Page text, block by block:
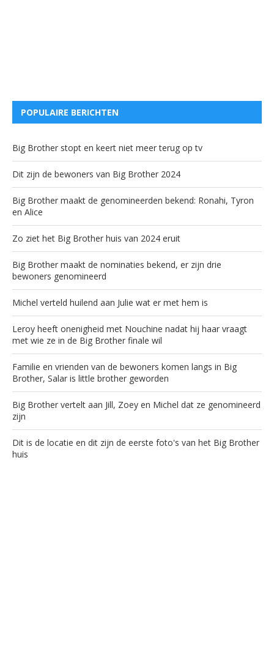
POPULAIRE BERICHTEN
Big Brother stopt en keert niet meer terug op tv
Dit zijn de bewoners van Big Brother 2024
Big Brother maakt de genomineerden bekend: Ronahi, Tyron
en Alice
Zo ziet het Big Brother huis van 2024 eruit
Big Brother maakt de nominaties bekend, er zijn drie
bewoners genomineerd
Michel verteld huilend aan Julie wat er met hem is
Leroy heeft onenigheid met Nouchine nadat hij haar vraagt
met wie ze in de Big Brother finale wil
Familie en vrienden van de bewoners komen langs in Big
Brother, Salar is little brother geworden
Big Brother vertelt aan Jill, Zoey en Michel dat ze genomineerd
zijn
Dit is de locatie en dit zijn de eerste foto's van het Big Brother
huis